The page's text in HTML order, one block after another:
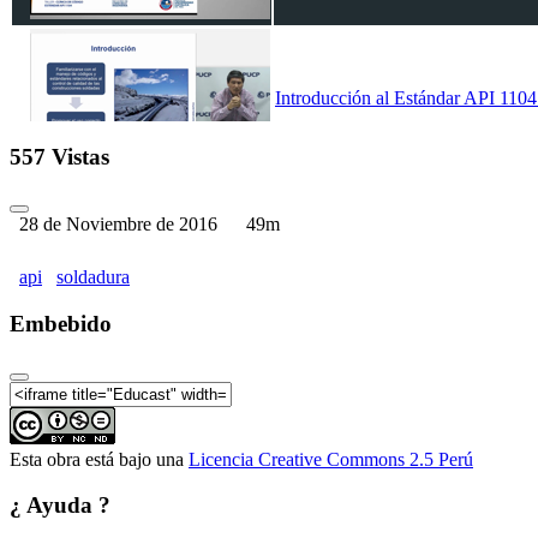
Introducción al Estándar API
557 Vistas
28 de Noviembre de 2016 49m
api soldadura
Embebido
Esta obra está bajo una Licencia Creative Commons 2.5 Perú
¿ Ayuda ?